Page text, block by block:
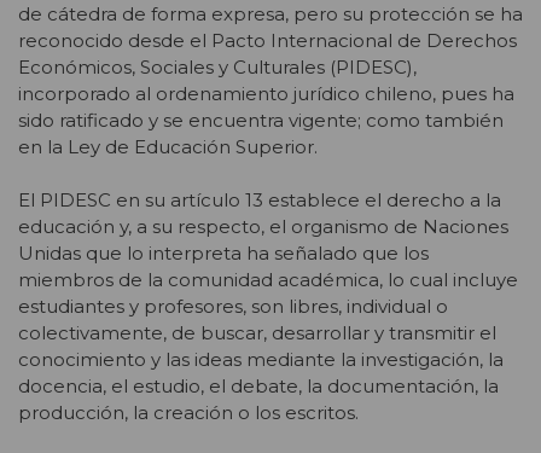
de cátedra de forma expresa, pero su protección se ha
reconocido desde el Pacto Internacional de Derechos
Económicos, Sociales y Culturales (PIDESC),
incorporado al ordenamiento jurídico chileno, pues ha
sido ratificado y se encuentra vigente; como también
en la Ley de Educación Superior.
El PIDESC en su artículo 13 establece el derecho a la
educación y, a su respecto, el organismo de Naciones
Unidas que lo interpreta ha señalado que los
miembros de la comunidad académica, lo cual incluye
estudiantes y profesores, son libres, individual o
colectivamente, de buscar, desarrollar y transmitir el
conocimiento y las ideas mediante la investigación, la
docencia, el estudio, el debate, la documentación, la
producción, la creación o los escritos.